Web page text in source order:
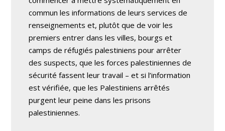
commun les informations de leurs services de
renseignements et, plutôt que de voir les
premiers entrer dans les villes, bourgs et
camps de réfugiés palestiniens pour arrêter
des suspects, que les forces palestiniennes de
sécurité fassent leur travail – et si l’information
est vérifiée, que les Palestiniens arrêtés
purgent leur peine dans les prisons
palestiniennes.